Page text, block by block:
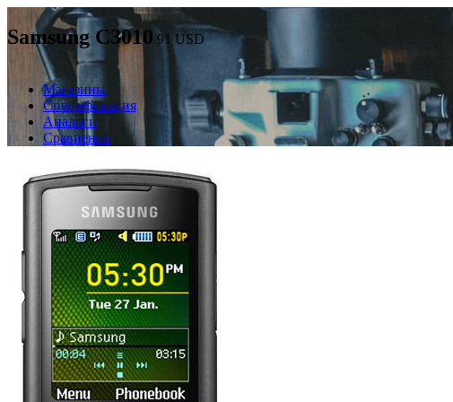
Samsung C3010 91 USD
Магазины
Спецификация
Аналоги
Сравнение